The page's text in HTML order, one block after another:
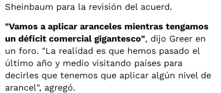
Sheinbaum para la revisión del acuerd.
"Vamos a aplicar aranceles mientras tengamos
un déficit comercial gigantesco", dijo ‌Greer en
un foro. "La realidad es que hemos ‌pasado el
último año y medio visitando países para
‌decirles que tenemos que aplicar algún nivel de
arancel", agregó.